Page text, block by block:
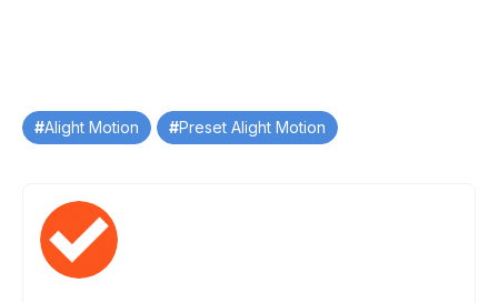
TagAlight Motion Preset Alight Motion